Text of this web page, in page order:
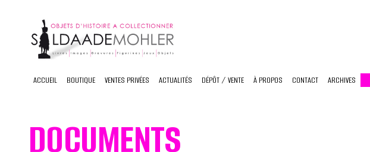
content
ACCUEIL BOUTIQUE VENTES PRIVÉES ACTUALITÉS DÉPÔT / VENTE À PROPOS CONTACT ARCHIVES
DOCUMENTS